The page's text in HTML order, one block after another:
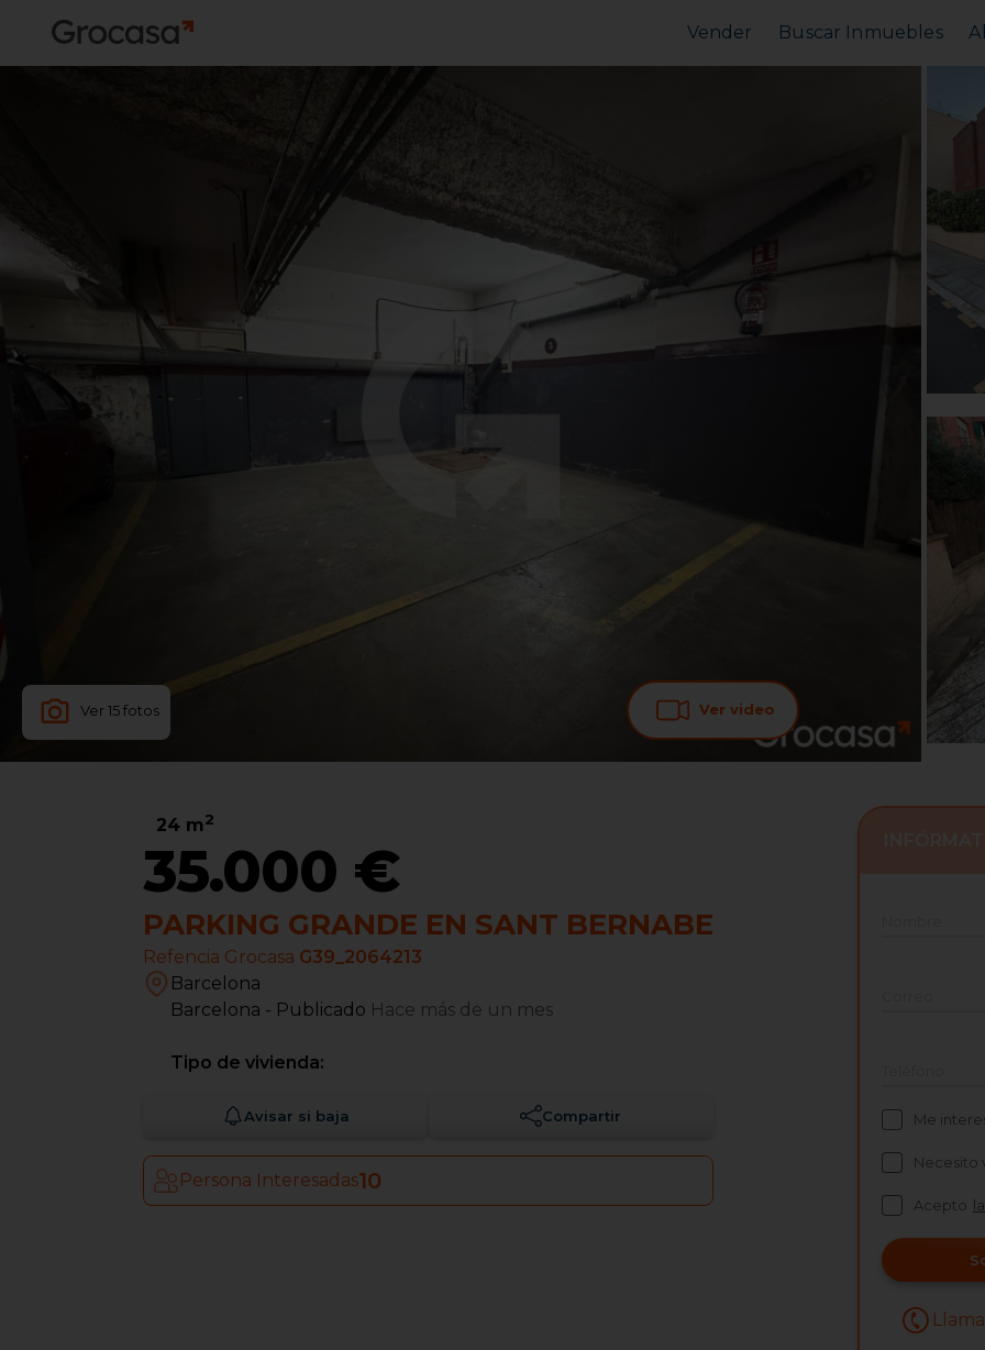
Vender Buscar Inmuebles
Ver video
Ver 15fotos
24 m2
35.000 €
PARKING GRANDE EN SANT BERNABE
Refencia Grocasa G39_2064213
Barcelona
Barcelona - Publicado Hace más de un mes
Tipo de vivienda:
Avisar si baja Compartir
Persona Interesadas10
Me
Necesito
Acepto